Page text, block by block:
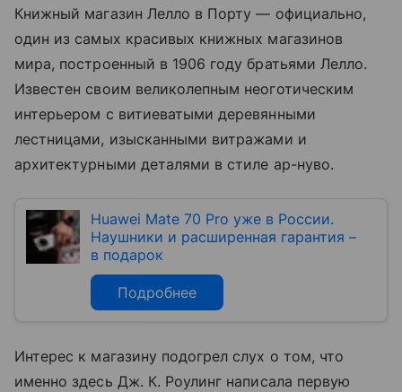
Книжный магазин Лелло в Порту — официально,
один из самых красивых книжных магазинов
мира, построенный в 1906 году братьями Лелло.
Известен своим великолепным неоготическим
интерьером с витиеватыми деревянными
лестницами, изысканными витражами и
архитектурными деталями в стиле ар-нуво.
Huawei Mate 70 Pro уже в России.
Наушники и расширенная гарантия –
в подарок
Подробнее
Интерес к магазину подогрел слух о том, что
именно здесь Дж. К. Роулинг написала первую